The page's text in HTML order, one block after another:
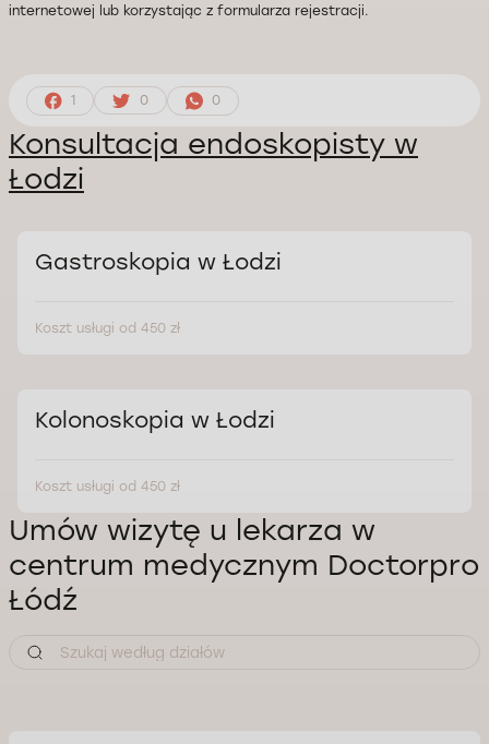
internetowej lub korzystając z formularza rejestracji.
1 0 0
Konsultacja endoskopisty w
Łodzi
Gastroskopia w Łodzi
Koszt usługi od 450 zł
Kolonoskopia w Łodzi
Koszt usługi od 450 zł
Umów wizytę u lekarza w
centrum medycznym Doctorpro
Łódź